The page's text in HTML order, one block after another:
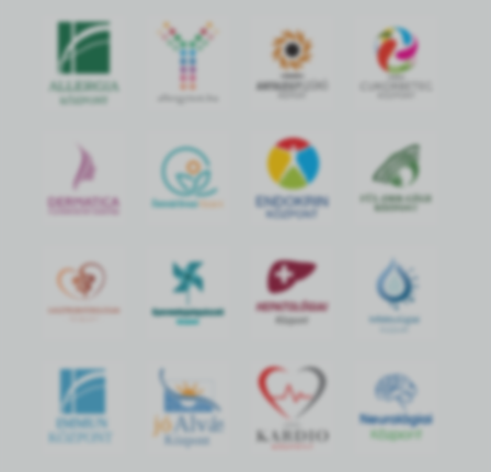
IMMUN
KÖZPONT
jó Alvás
Központ